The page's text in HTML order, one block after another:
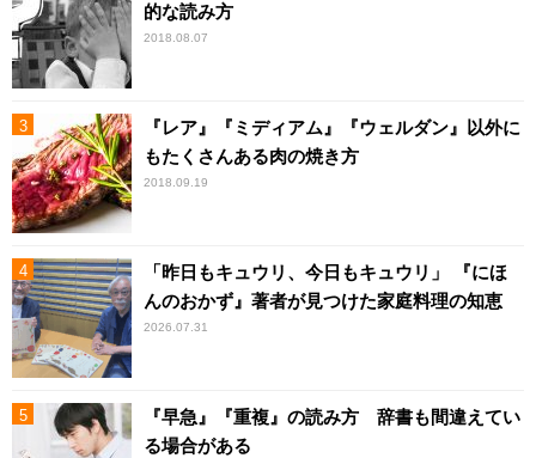
的な読み方
2018.08.07
『レア』『ミディアム』『ウェルダン』以外に
もたくさんある肉の焼き方
2018.09.19
「昨日もキュウリ、今日もキュウリ」 『にほ
んのおかず』著者が見つけた家庭料理の知恵
2026.07.31
『早急』『重複』の読み方 辞書も間違えてい
る場合がある